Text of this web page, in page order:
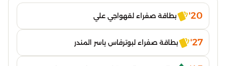
20' بطاقة صفراء لقهواجي علي
27' بطاقة صفراء لبوترفاس ياسر المندر